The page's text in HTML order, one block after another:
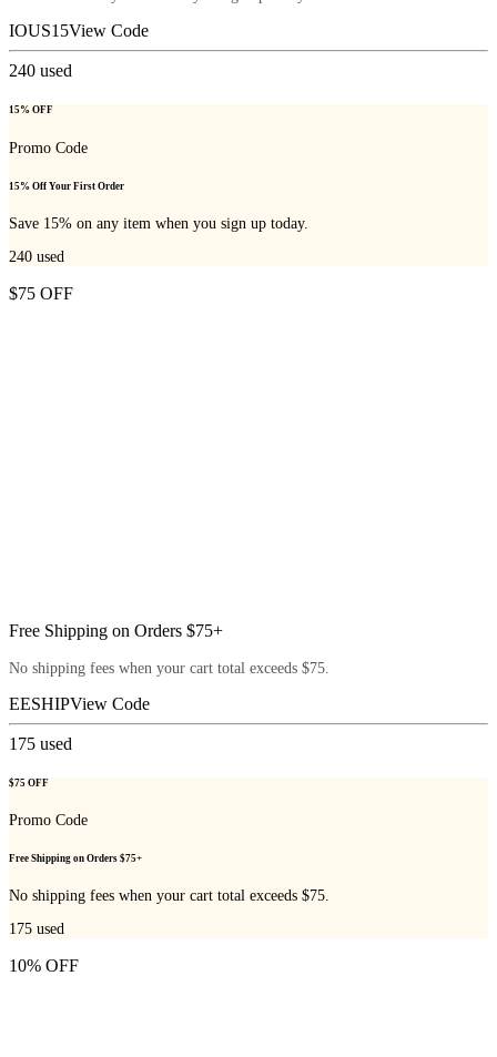
IOUS15View Code
240 used
15% OFF
Promo Code
15% Off Your First Order
Save 15% on any item when you sign up today.
240 used
$75 OFF
Free Shipping on Orders $75+
No shipping fees when your cart total exceeds $75.
EESHIPView Code
175 used
$75 OFF
Promo Code
Free Shipping on Orders $75+
No shipping fees when your cart total exceeds $75.
175 used
10% OFF